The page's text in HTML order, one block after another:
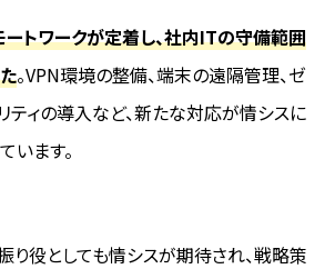
ートワークが定着し、社内ITの守備範囲
。VPN環境の整備、端末の遠隔管理、ゼ
ティの導入など、新たな対応が情シスに
います。
り役としても情シスが期待され、戦略策